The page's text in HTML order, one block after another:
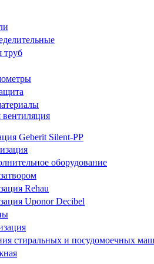
труб
Geberit Silent-PP
оборудование
Rehau
Uponor Decibel
стиральных и посудомоечных